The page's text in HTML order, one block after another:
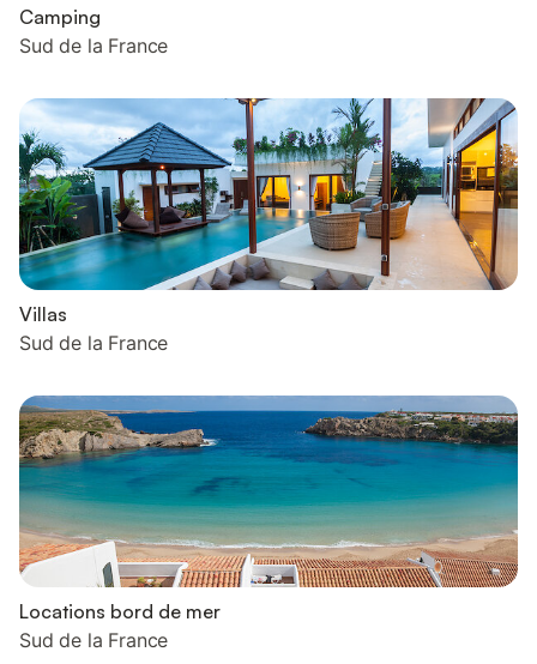
Camping
Sud de la France
Villas
Sud de la France
Locations bord de mer
Sud de la France